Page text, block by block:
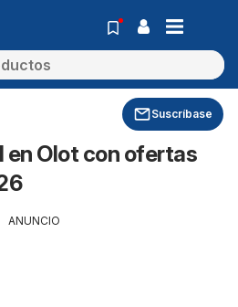
Suscríbase
en Olot con ofertas
ANUNCIO